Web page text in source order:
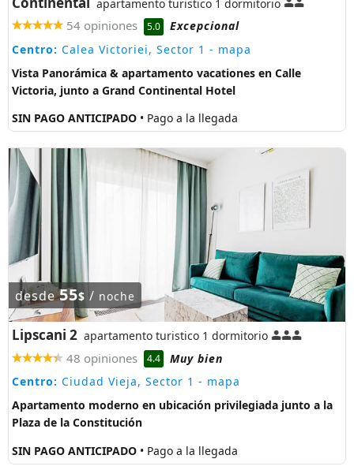
apartamento turistico 1 dormitorio
54 opiniones 5.0
Excepcional
Centro: Calea Victoriei, Sector 1 - mapa
Vista Panorámica & apartamento vacationes en Calle
Victoria, junto a Grand Continental Hotel
SIN PAGO ANTICIPADO • Pago a la llegada
desde55$ / noche
Lipscani 2 apartamento turistico 1 dormitorio
48 opiniones 4.4
Muy bien
Centro: Ciudad Vieja, Sector 1 - mapa
Apartamento moderno en ubicación privilegiada junto a la
Plaza de la Constitución
SIN PAGO ANTICIPADO • Pago a la llegada